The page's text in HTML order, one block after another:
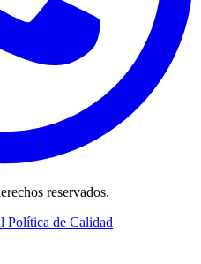
reservados.
Política de Calidad